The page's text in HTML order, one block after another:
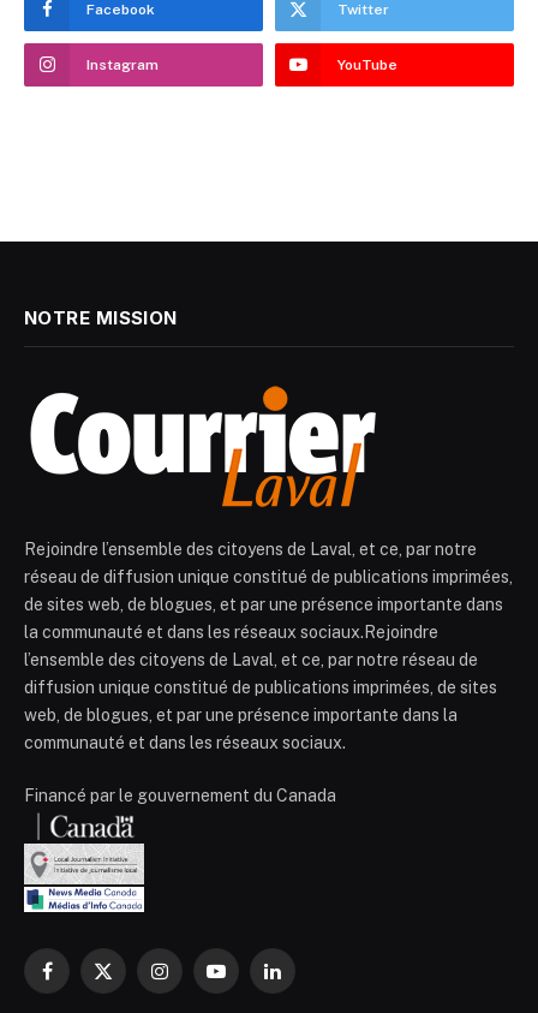
Facebook Twitter
Instagram YouTube
NOTRE MISSION
Rejoindre l’ensemble des citoyens de Laval, et ce, par notre
réseau de diffusion unique constitué de publications imprimées,
de sites web, de blogues, et par une présence importante dans
la communauté et dans les réseaux sociaux.Rejoindre
l’ensemble des citoyens de Laval, et ce, par notre réseau de
diffusion unique constitué de publications imprimées, de sites
web, de blogues, et par une présence importante dans la
communauté et dans les réseaux sociaux.
Financé par le gouvernement du Canada
Facebook
X
InstagramYouTubeLinkedIn